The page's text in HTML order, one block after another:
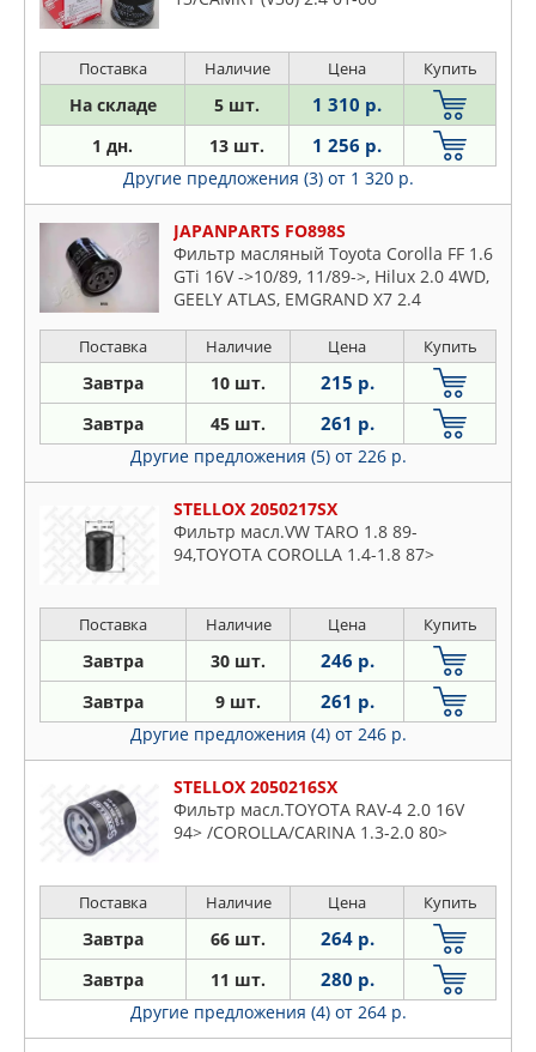
Поставка Наличие Цена Купить
На складе 5 шт. 1 310 р.
1 дн. 13 шт. 1 256 р.
Другие предложения (3) от 1 320 р.
JAPANPARTS FO898S
Фильтр масляный Toyota Corolla FF 1.6
GTi 16V ->10/89, 11/89->, Hilux 2.0 4WD,
GEELY ATLAS, EMGRAND X7 2.4
Поставка Наличие Цена Купить
Завтра 10 шт. 215 р.
Завтра 45 шт. 261 р.
Другие предложения (5) от 226 р.
STELLOX 2050217SX
Фильтр масл.VW TARO 1.8 89-
94,TOYOTA COROLLA 1.4-1.8 87>
Поставка Наличие Цена Купить
Завтра 30 шт. 246 р.
Завтра 9 шт. 261 р.
Другие предложения (4) от 246 р.
STELLOX 2050216SX
Фильтр масл.TOYOTA RAV-4 2.0 16V
94> /COROLLA/CARINA 1.3-2.0 80>
Поставка Наличие Цена Купить
Завтра 66 шт. 264 р.
Завтра 11 шт. 280 р.
Другие предложения (4) от 264 р.